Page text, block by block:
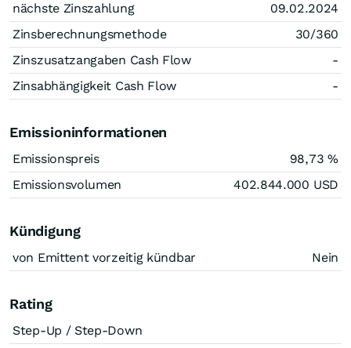
nächste Zinszahlung
09.02.2024
Zinsberechnungsmethode
30/360
Zinszusatzangaben Cash Flow
-
Zinsabhängigkeit Cash Flow
-
Emissioninformationen
Emissionspreis 98,73 %
Emissionsvolumen
402.844.000 USD
Kündigung
von Emittent vorzeitig kündbar Nein
Rating
Step-Up / Step-Down